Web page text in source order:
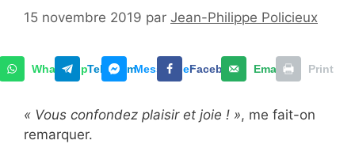
15 novembre 2019 par Jean-Philippe Policieux
WhatsAppTelegramMessengerFacebook Email Print
« Vous confondez plaisir et joie ! », me fait-on
remarquer.